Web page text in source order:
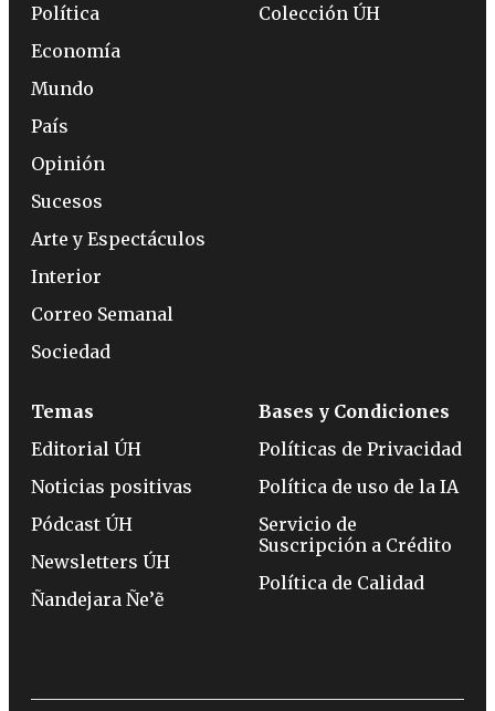
Política
Economía
Mundo
País
Opinión
Sucesos
Arte y Espectáculos
Interior
Correo Semanal
Sociedad
Colección ÚH
Temas
Editorial ÚH
Noticias positivas
Pódcast ÚH
Newsletters ÚH
Ñandejara Ñe’ẽ
Bases y Condiciones
Políticas de Privacidad
Política de uso de la IA
Servicio de
Suscripción a Crédito
Política de Calidad